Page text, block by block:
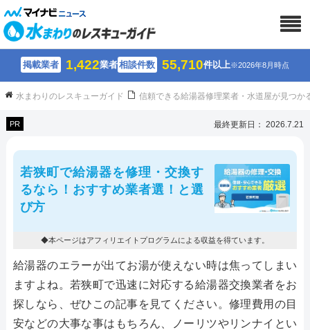
掲載業者 1,422業者相談件数 55,710件以上※2026年8月時点
水まわりのレスキューガイド 信頼できる給湯器修理業者・水道屋が見つか
PR 最終更新日： 2026.7.21
若狭町で給湯器を修理・交換す
るなら！おすすめ業者選！と選
び方
◆本ページはアフィリエイトプログラムによる収益を得ています。
給湯器のエラーが出てお湯が使えない時は焦ってしまい
ますよね。若狭町で迅速に対応する給湯器交換業者をお
探しなら、ぜひこの記事を見てください。修理費用の目
安などの大事な事はもちろん、ノーリツやリンナイとい